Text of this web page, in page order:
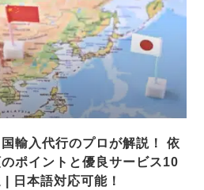
輸入代行のプロが解説！ 依
ポイントと優良サービス10
| 日本語対応可能！